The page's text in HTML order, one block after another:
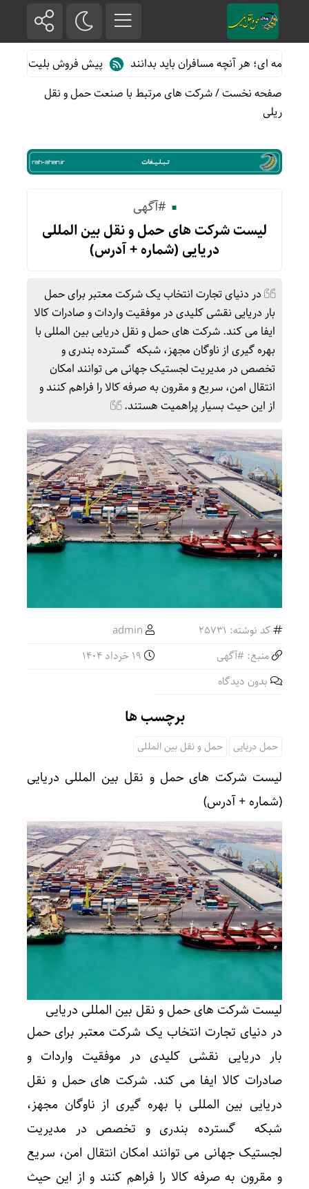
هر آنچه مسافران باید بدانند
پیش فروش بلیت قطارهای مسافری/
صفحه نخست/شرکت های مرتبط با صنعت حمل و نقل
ریلی
#آگهی
لیست شرکت های حمل و نقل بین المللی
دریایی (شماره + آدرس)
در دنیای تجارت انتخاب یک شرکت معتبر برای حمل
بار دریایی نقشی کلیدی در موفقیت واردات و صادرات کالا
ایفا می کند. شرکت های حمل و نقل دریایی بین المللی با
بهره گیری از ناوگان مجهز، شبکه گسترده بندری و
تخصص در مدیریت لجستیک جهانی می توانند امکان
انتقال امن، سریع و مقرون به صرفه کالا را فراهم کنند و
از این حیث بسیار پراهمیت هستند.
کد نوشته: 25731
admin
منبع: #آگهی
بدون دیدگاه
برچسب ها
حمل دریایی حمل و نقل بین المللی
لیست شرکت های حمل و نقل بین المللی دریایی
(شماره + آدرس)
لیست شرکت های حمل و نقل بین المللی دریایی
در دنیای تجارت انتخاب یک شرکت معتبر برای حمل
بار دریایی نقشی کلیدی در موفقیت واردات و
صادرات کالا ایفا می کند. شرکت های حمل و نقل
دریایی بین المللی با بهره گیری از ناوگان مجهز،
شبکه گسترده بندری و تخصص در مدیریت
لجستیک جهانی می توانند امکان انتقال امن، سریع
و مقرون به صرفه کالا را فراهم کنند و از این حیث